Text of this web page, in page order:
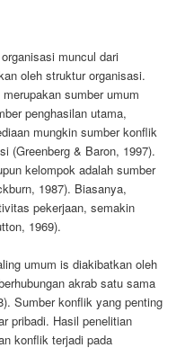
muncul dari
oleh struktur organisasi.
sumber umum
penghasilan utama,
mungkin sumber konflik
(Greenberg & Baron, 1997).
kelompok adalah sumber
1987). Biasanya,
pekerjaan, semakin
1969).
umum is diakibatkan oleh
akrab satu sama
Sumber konflik yang penting
pribadi. Hasil penelitian
konflik terjadi pada